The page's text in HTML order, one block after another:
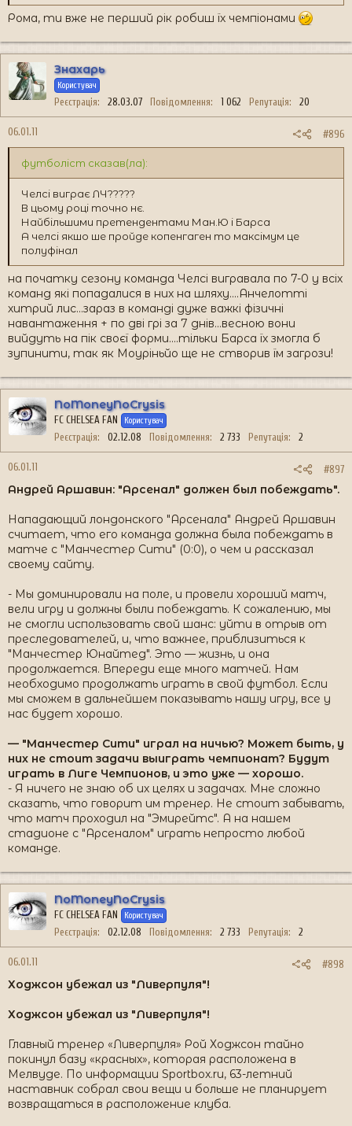
Рома, ти вже не перший рік робиш їх чемпіонами
Знахарь
Користувач
Реєстрація 28.03.07 Повідомлення 1 062 Репутація 20
06.01.11 #896
футболіст сказав(ла):
Челсі виграє ЛЧ?????
В цьому році точно нє.
Найбільшими претендентами Ман.Ю і Барса
А челсі якшо ше пройде копенгаген то максімум це
полуфінал
на початку сезону команда Челсі вигравала по 7-0 у всіх
команд які попадалися в них на шляху....Анчелотті
хитрий лис...зараз в команді дуже важкі фізичні
навантаження + по дві грі за 7 днів...весною вони
вийдуть на пік своєї форми....тільки Барса їх змогла б
зупинити, так як Моуріньйо ще не створив їм загрози!
NoMoneyNoCrysis
FC CHELSEA FAN Користувач
Реєстрація 02.12.08 Повідомлення 2 733 Репутація 2
06.01.11 #897
Андрей Аршавин: "Арсенал" должен был побеждать".
Нападающий лондонского "Арсенала" Андрей Аршавин
считает, что его команда должна была побеждать в
матче с "Манчестер Сити" (0:0), о чем и рассказал
своему сайту.
- Мы доминировали на поле, и провели хороший матч,
вели игру и должны были побеждать. К сожалению, мы
не смогли использовать свой шанс: уйти в отрыв от
преследователей, и, что важнее, приблизиться к
"Манчестер Юнайтед". Это — жизнь, и она
продолжается. Впереди еще много матчей. Нам
необходимо продолжать играть в свой футбол. Если
мы сможем в дальнейшем показывать нашу игру, все у
нас будет хорошо.
— "Манчестер Сити" играл на ничью? Может быть, у
них не стоит задачи выиграть чемпионат? Будут
играть в Лиге Чемпионов, и это уже — хорошо.
- Я ничего не знаю об их целях и задачах. Мне сложно
сказать, что говорит им тренер. Не стоит забывать,
что матч проходил на "Эмирейтс". А на нашем
стадионе с "Арсеналом" играть непросто любой
команде.
NoMoneyNoCrysis
FC CHELSEA FAN Користувач
Реєстрація 02.12.08 Повідомлення 2 733 Репутація 2
06.01.11 #898
Ходжсон убежал из "Ливерпуля"!
Ходжсон убежал из "Ливерпуля"!
Главный тренер «Ливерпуля» Рой Ходжсон тайно
покинул базу «красных», которая расположена в
Мелвуде. По информации Sportbox.ru, 63-летний
наставник собрал свои вещи и больше не планирует
возвращаться в расположение клуба.